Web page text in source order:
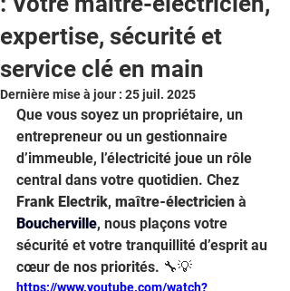
expertise, sécurité et
service clé en main
Dernière mise à jour : 25 juil. 2025
Que vous soyez un propriétaire, un
entrepreneur ou un gestionnaire
d’immeuble, l’électricité joue un rôle
central dans votre quotidien. Chez
Frank Electrik, maître-électricien à
Boucherville, nous plaçons votre
sécurité et votre tranquillité d’esprit au
cœur de nos priorités. 🔧💡
https://www.youtube.com/watch?